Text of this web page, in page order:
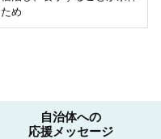
め
自治体への
応援メッセージ